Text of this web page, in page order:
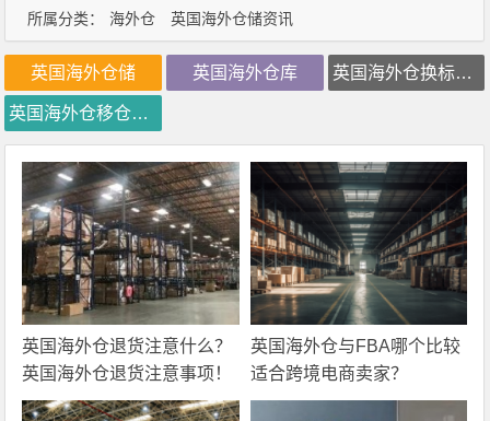
所属分类： 海外仓 英国海外仓储资讯
英国海外仓储 英国海外仓库 英国海外仓换标费用
英国海外仓移仓换标
英国海外仓退货注意什么？
英国海外仓退货注意事项！
英国海外仓与FBA哪个比较
适合跨境电商卖家？